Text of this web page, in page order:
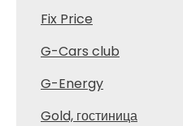
Fix Price
G-Cars club
G-Energy
Gold, гостиница